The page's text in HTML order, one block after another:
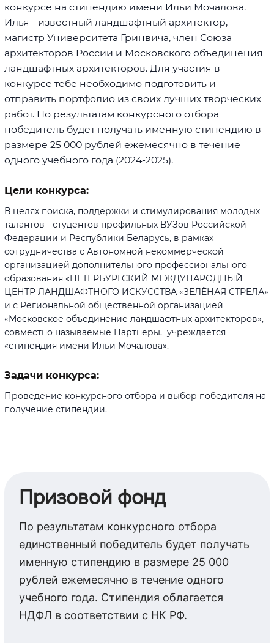
конкурсе на стипендию имени Ильи Мочалова.
Илья - известный ландшафтный архитектор,
магистр Университета Гринвича, член Союза
архитекторов России и Московского объединения
ландшафтных архитекторов. Для участия в
конкурсе тебе необходимо подготовить и
отправить портфолио из своих лучших творческих
работ. По результатам конкурсного отбора
победитель будет получать именную стипендию в
размере 25 000 рублей ежемесячно в течение
одного учебного года (2024-2025).
Цели конкурса:
В целях поиска, поддержки и стимулирования молодых
талантов - студентов профильных ВУЗов Российской
Федерации и Республики Беларусь, в рамках
сотрудничества с Автономной некоммерческой
организацией дополнительного профессионального
образования «ПЕТЕРБУРГСКИЙ МЕЖДУНАРОДНЫЙ
ЦЕНТР ЛАНДШАФТНОГО ИСКУССТВА «ЗЕЛЁНАЯ СТРЕЛА»
и с Региональной общественной организацией
«Московское объединение ландшафтных архитекторов»,
совместно называемые Партнёры, учреждается
«стипендия имени Ильи Мочалова».
Задачи конкурса:
Проведение конкурсного отбора и выбор победителя на
получение стипендии.
Призовой фонд
По результатам конкурсного отбора
единственный победитель будет получать
именную стипендию в размере 25 000
рублей ежемесячно в течение одного
учебного года. Стипендия облагается
НДФЛ в соответствии с НК РФ.